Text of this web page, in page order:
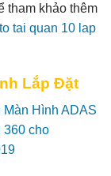
tham khảo thêm
tai quan 10 lap
Lắp Đặt